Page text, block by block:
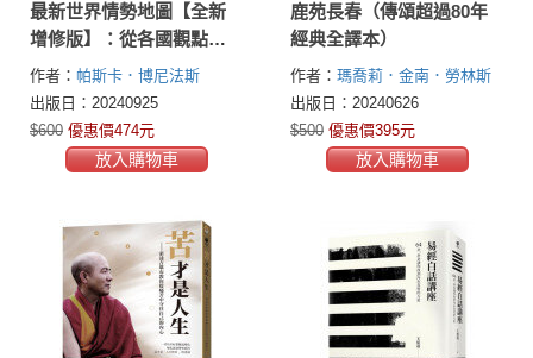
最新世界情勢地圖【全新
增修版】：從各國觀點出
發，用地圖建構你的國際
觀
作者： 帕斯卡．博尼法斯
(Pascal Boniface)于貝爾．凡
德林(Hubert Védrine)
出版日：20240925
$600 優惠價474元
放入購物車
鹿苑長春（傳頌超過80年
經典全譯本）
作者： 瑪喬莉．金南．勞林斯
(Marjorie Kinnan Rawlings)
出版日：20240626
$500 優惠價395元
放入購物車